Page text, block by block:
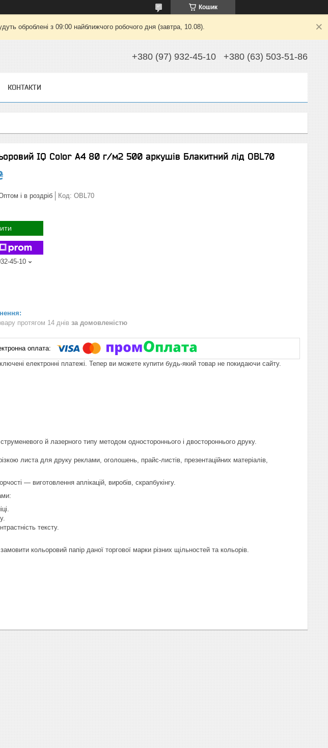
Кошик
оброблені з 09:00 найближчого робочого дня (завтра, 10.08).
+380 (97) 932-45-10 +380 (63) 503-51-86
КОНТАКТИ
IQ Color A4 80 г/м2 500 аркушів Блакитний лід OBL70
і в роздріб Код: OBL70
45-10
протягом 14 днів за домовленістю
електронні платежі. Тепер ви можете купити будь-який товар не покидаючи сайту.
й лазерного типу методом одностороннього і двостороннього друку.
листа для друку реклами, оголошень, прайс-листів, презентаційних матеріалів,
— виготовлення аплікацій, виробів, скрапбукінгу.
тексту.
кольоровий папір даної торгової марки різних щільностей та кольорів.